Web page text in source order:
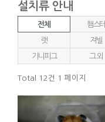
설치류 안내
전체 햄스터
랫 져빌
기니피그 그 외
Total 12건 1 페이지